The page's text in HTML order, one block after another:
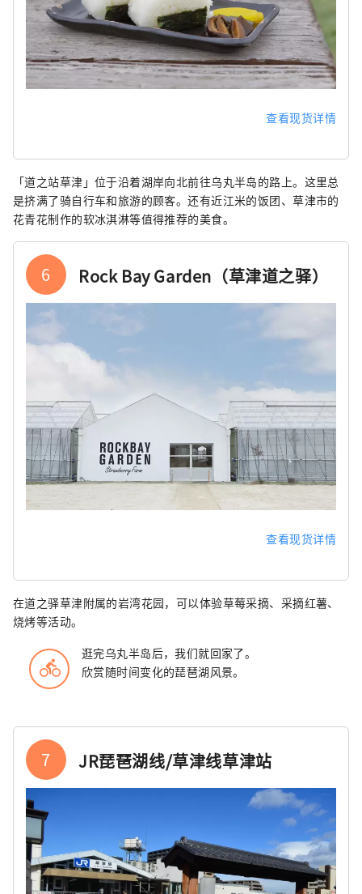
查看现货详情
「道之站草津」位于沿着湖岸向北前往乌丸半岛的路上。这里总
是挤满了骑自行车和旅游的顾客。还有近江米的饭团、草津市的
花青花制作的软冰淇淋等值得推荐的美食。
6 Rock Bay Garden（草津道之驿）
查看现货详情
在道之驿草津附属的岩湾花园，可以体验草莓采摘、采摘红薯、
烧烤等活动。
directions_bike
逛完乌丸半岛后，我们就回家了。
欣赏随时间变化的琵琶湖风景。
7 JR琵琶湖线/草津线草津站